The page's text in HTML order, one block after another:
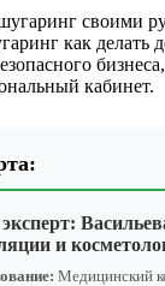
своими
как делать
кабинет.
и
Медицинский